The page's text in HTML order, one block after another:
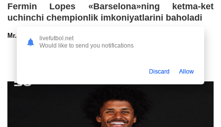
Fermin Lopes «Barselona»ning ketma-ket
uchinchi chempionlik imkoniyatlarini baholadi
Mr.NoBoDy30.07.2026 13:00
livefutbol.net
Would like to send you notifications
Discard Allow